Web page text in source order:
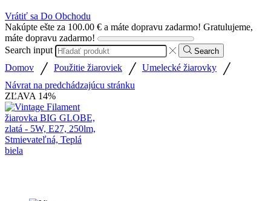
Vrátiť sa Do Obchodu
Nakúpte ešte za 100.00 € a máte dopravu zadarmo! Gratulujeme,
máte dopravu zadarmo!
Search input
Search
Domov / Použitie žiaroviek / Umelecké žiarovky /
Návrat na predchádzajúcu stránku
ZĽAVA 14%